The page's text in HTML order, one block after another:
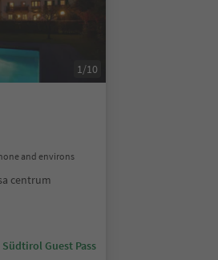
1/10
and environs
centrum
Südtirol Guest Pass